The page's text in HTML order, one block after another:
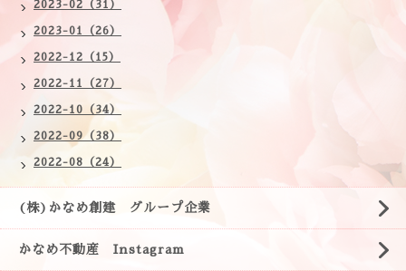
2023-02（31）
2023-01（26）
2022-12（15）
2022-11（27）
2022-10（34）
2022-09（38）
2022-08（24）
(株)かなめ創建 グループ企業
かなめ不動産 Instagram